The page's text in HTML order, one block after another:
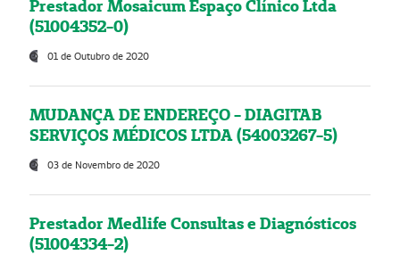
Prestador Mosaicum Espaço Clínico Ltda
(51004352-0)
01 de Outubro de 2020
MUDANÇA DE ENDEREÇO - DIAGITAB
SERVIÇOS MÉDICOS LTDA (54003267-5)
03 de Novembro de 2020
Prestador Medlife Consultas e Diagnósticos
(51004334-2)